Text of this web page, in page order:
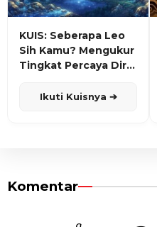
KUIS: Seberapa Leo
Sih Kamu? Mengukur
Tingkat Percaya Diri
Ikuti Kuisnya ➔
Komentar